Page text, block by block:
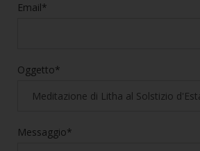
Email*
Oggetto*
Messaggio*